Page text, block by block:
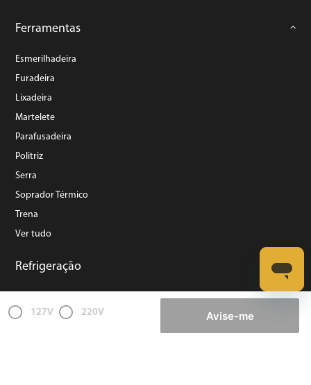
127V 220V Avise-me
Ferramentas
Esmerilhadeira
Furadeira
Lixadeira
Martelete
Parafusadeira
Politriz
Serra
Soprador Térmico
Trena
Ver tudo
Refrigeração